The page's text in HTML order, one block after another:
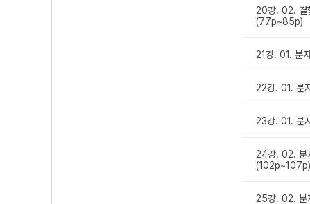
20강. 02. 결
(77p~85p)
21강. 01. 분
22강. 01. 분
23강. 01. 분
24강. 02. 분
(102p~107p)
25강. 02. 분